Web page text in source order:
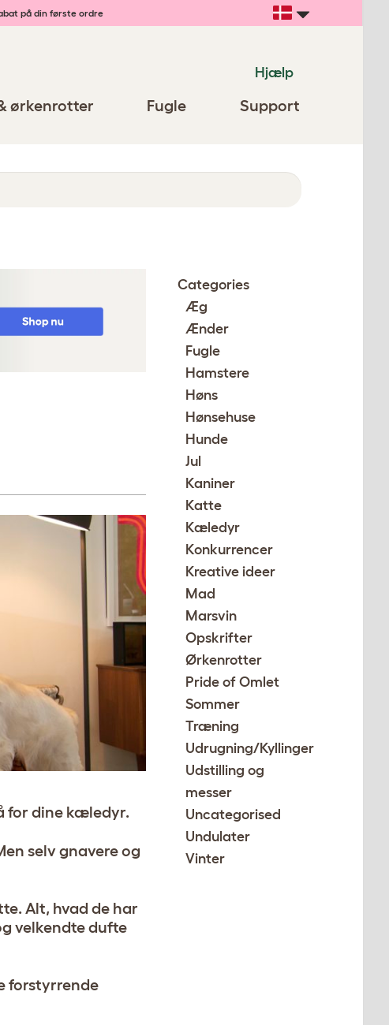
på din første ordre
Hjælp
ørkenrotter Fugle Support
for dine kæledyr.
selv gnavere og
Alt, hvad de har
velkendte dufte
forstyrrende
Categories
Æg
Ænder
Fugle
Hamstere
Høns
Hønsehuse
Hunde
Jul
Kaniner
Katte
Kæledyr
Konkurrencer
Kreative ideer
Mad
Marsvin
Opskrifter
Ørkenrotter
Pride of Omlet
Sommer
Træning
Udrugning/Kyllinger
Udstilling og
messer
Uncategorised
Undulater
Vinter